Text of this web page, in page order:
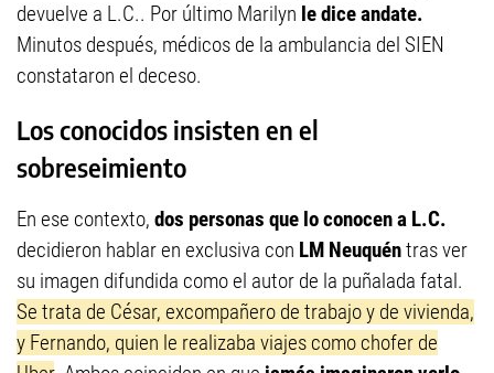
devuelve a L.C.. Por último Marilyn le dice andate.
Minutos después, médicos de la ambulancia del SIEN
constataron el deceso.
Los conocidos insisten en el
sobreseimiento
En ese contexto, dos personas que lo conocen a L.C.
decidieron hablar en exclusiva con LM Neuquéntras ver
su imagen difundida como el autor de la puñalada fatal.
Se trata de César, excompañero de trabajo y de vivienda,
y Fernando, quien le realizaba viajes como chofer de